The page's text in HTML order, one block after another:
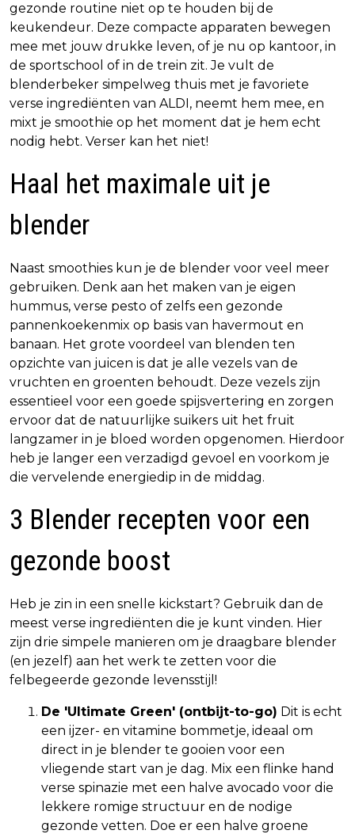
gezonde routine niet op te houden bij de
keukendeur. Deze compacte apparaten bewegen
mee met jouw drukke leven, of je nu op kantoor, in
de sportschool of in de trein zit. Je vult de
blenderbeker simpelweg thuis met je favoriete
verse ingrediënten van ALDI, neemt hem mee, en
mixt je smoothie op het moment dat je hem echt
nodig hebt. Verser kan het niet!
Haal het maximale uit je
blender
Naast smoothies kun je de blender voor veel meer
gebruiken. Denk aan het maken van je eigen
hummus, verse pesto of zelfs een gezonde
pannenkoekenmix op basis van havermout en
banaan. Het grote voordeel van blenden ten
opzichte van juicen is dat je alle vezels van de
vruchten en groenten behoudt. Deze vezels zijn
essentieel voor een goede spijsvertering en zorgen
ervoor dat de natuurlijke suikers uit het fruit
langzamer in je bloed worden opgenomen. Hierdoor
heb je langer een verzadigd gevoel en voorkom je
die vervelende energiedip in de middag.
3 Blender recepten voor een
gezonde boost
Heb je zin in een snelle kickstart? Gebruik dan de
meest verse ingrediënten die je kunt vinden. Hier
zijn drie simpele manieren om je draagbare blender
(en jezelf) aan het werk te zetten voor die
felbegeerde gezonde levensstijl!
De 'Ultimate Green' (ontbijt-to-go) Dit is echt
een ijzer- en vitamine bommetje, ideaal om
direct in je blender te gooien voor een
vliegende start van je dag. Mix een flinke hand
verse spinazie met een halve avocado voor die
lekkere romige structuur en de nodige
gezonde vetten. Doe er een halve groene